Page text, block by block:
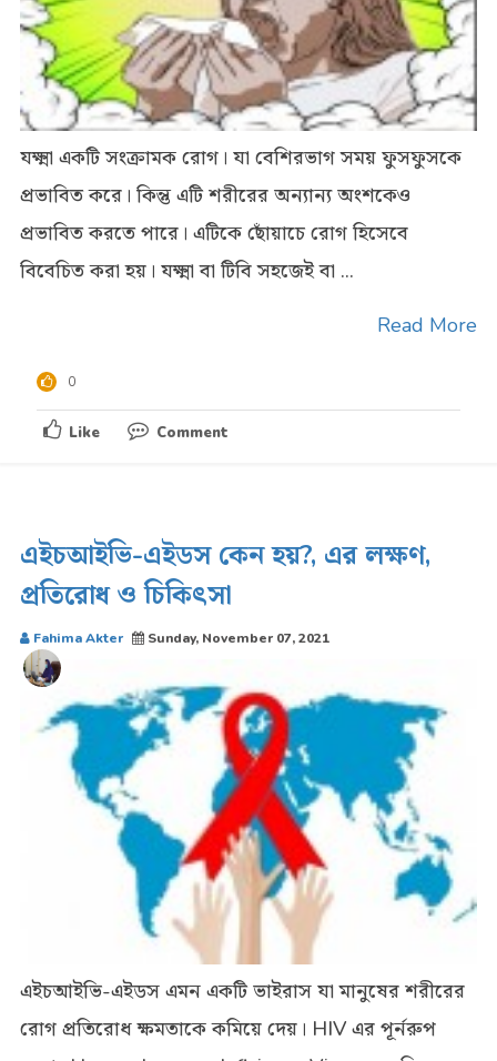
যক্ষ্মা একটি সংক্রামক রোগ। যা বেশিরভাগ সময় ফুসফুসকে
প্রভাবিত করে। কিন্তু এটি শরীরের অন্যান্য অংশকেও
প্রভাবিত করতে পারে। এটিকে ছোঁয়াচে রোগ হিসেবে
বিবেচিত করা হয়। যক্ষ্মা বা টিবি সহজেই বা ...
Read More
0
Like Comment
এইচআইভি-এইডস কেন হয়?, এর লক্ষণ,
প্রতিরোধ ও চিকিৎসা
Fahima Akter Sunday, November 07, 2021
এইচআইভি-এইডস এমন একটি ভাইরাস যা মানুষের শরীরের
রোগ প্রতিরোধ ক্ষমতাকে কমিয়ে দেয়। HIV এর পূর্নরুপ